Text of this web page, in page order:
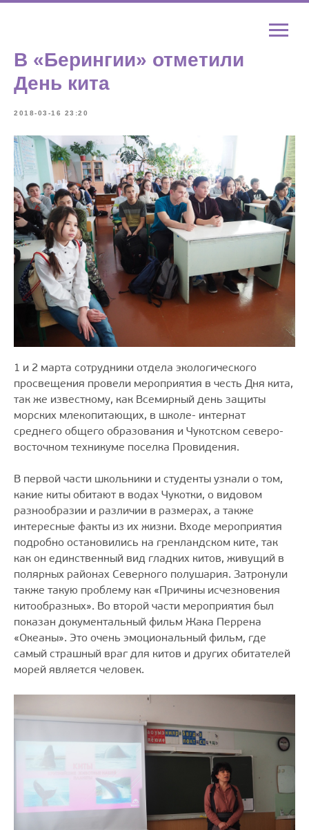
В «Берингии» отметили
День кита
2018-03-16 23:20
1 и 2 марта сотрудники отдела экологического
просвещения провели мероприятия в честь Дня кита,
так же известному, как Всемирный день защиты
морских млекопитающих, в школе- интернат
среднего общего образования и Чукотском северо-
восточном техникуме поселка Провидения.
В первой части школьники и студенты узнали о том,
какие киты обитают в водах Чукотки, о видовом
разнообразии и различии в размерах, а также
интересные факты из их жизни. Входе мероприятия
подробно остановились на гренландском ките, так
как он единственный вид гладких китов, живущий в
полярных районах Северного полушария. Затронули
также такую проблему как «Причины исчезновения
китообразных». Во второй части мероприятия был
показан документальный фильм Жака Перрена
«Океаны». Это очень эмоциональный фильм, где
самый страшный враг для китов и других обитателей
морей является человек.